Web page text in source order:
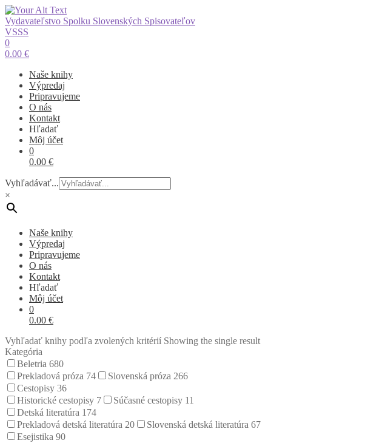
Vydavateľstvo Spolku Slovenských Spisovateľov
VSSS
0
0.00 €
Naše knihy
Výpredaj
Pripravujeme
O nás
Kontakt
Hľadať
Môj účet
0
0.00 €
Vyhľadávať...
×
Naše knihy
Výpredaj
Pripravujeme
O nás
Kontakt
Hľadať
Môj účet
0
0.00 €
Vyhľadať knihy podľa zvolených kritérií Showing the single result
Kategória
Beletria 680
Prekladová próza 74 Slovenská próza 266
Cestopisy 36
Historické cestopisy 7 Súčasné cestopisy 11
Detská literatúra 174
Prekladová detská literatúra 20 Slovenská detská literatúra 67
Esejistika 90